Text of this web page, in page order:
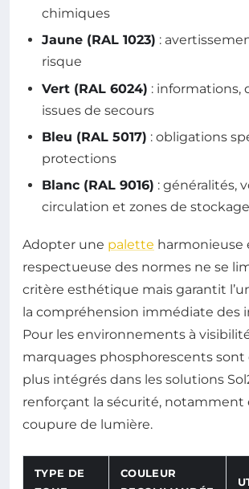
chimiques
Jaune (RAL 1023) :
risque
Vert (RAL 6024) : informations,
issues de secours
Bleu (RAL 5017) : obligations
protections
Blanc (RAL 9016) : généralités,
circulation et zones de stockage
Adopter une palette harmonieuse
respectueuse des normes ne se
critère esthétique mais garantit
la compréhension immédiate des
Pour les environnements à
marquages phosphorescents sont
plus intégrés dans les solutions
renforçant la sécurité, notamment
coupure de lumière.
TYPE DE
COULEUR